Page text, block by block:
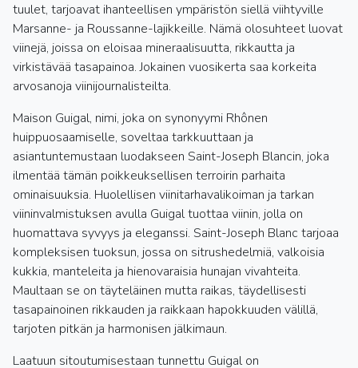
tuulet, tarjoavat ihanteellisen ympäristön siellä viihtyville
Marsanne- ja Roussanne-lajikkeille. Nämä olosuhteet luovat
viinejä, joissa on eloisaa mineraalisuutta, rikkautta ja
virkistävää tasapainoa. Jokainen vuosikerta saa korkeita
arvosanoja viinijournalisteilta.
Maison Guigal, nimi, joka on synonyymi Rhônen
huippuosaamiselle, soveltaa tarkkuuttaan ja
asiantuntemustaan luodakseen Saint-Joseph Blancin, joka
ilmentää tämän poikkeuksellisen terroirin parhaita
ominaisuuksia. Huolellisen viinitarhavalikoiman ja tarkan
viininvalmistuksen avulla Guigal tuottaa viinin, jolla on
huomattava syvyys ja eleganssi. Saint-Joseph Blanc tarjoaa
kompleksisen tuoksun, jossa on sitrushedelmiä, valkoisia
kukkia, manteleita ja hienovaraisia hunajan vivahteita.
Maultaan se on täyteläinen mutta raikas, täydellisesti
tasapainoinen rikkauden ja raikkaan hapokkuuden välillä,
tarjoten pitkän ja harmonisen jälkimaun.
Laatuun sitoutumisestaan tunnettu Guigal on